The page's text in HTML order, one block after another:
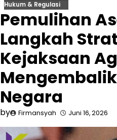
Hukum & Regulasi
Pemulihan
Langkah
Kejaksaan
Negara
by Firmansyah Juni 16, 2026